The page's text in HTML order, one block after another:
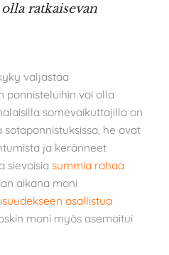
ratkaisevan
valjastaa
ponnisteluihin voi olla
somevaikuttajilla on
he ovat
ja keränneet
sievoisia summia rahaa
aikana moni
osallistua
moni myös asemoitui